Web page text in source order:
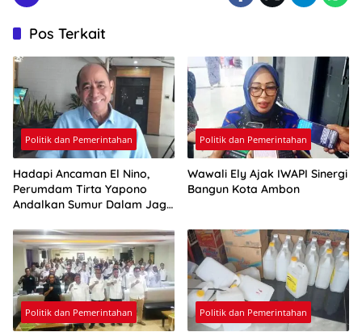
Pos Terkait
Politik dan Pemerintahan
Hadapi Ancaman El Nino,
Perumdam Tirta Yapono
Andalkan Sumur Dalam Jaga
Politik dan Pemerintahan
Wawali Ely Ajak IWAPI Sinergi
Bangun Kota Ambon
Politik dan Pemerintahan Politik dan Pemerintahan